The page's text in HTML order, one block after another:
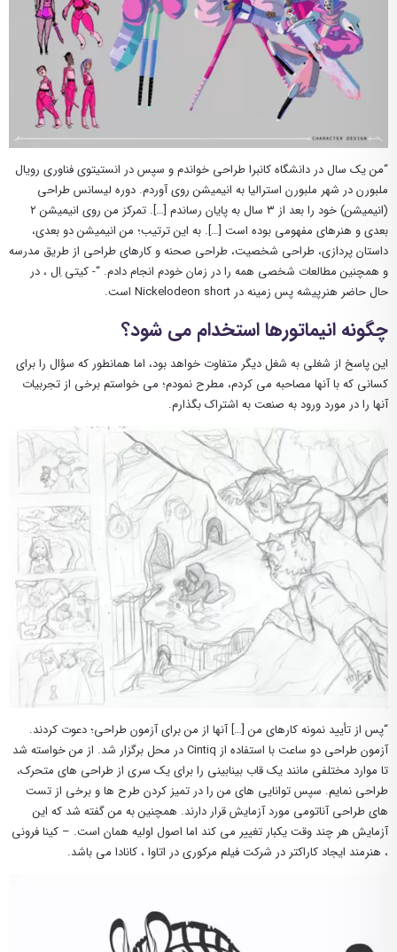
“من یک سال در دانشگاه کانبرا طراحی خواندم و سپس در انستیتوی فناوری رویال
ملبورن در شهر ملبورن استرالیا به انیمیشن روی آوردم. دوره لیسانس طراحی
(انیمیشن) خود را بعد از ۳ سال به پایان رساندم […]. تمرکز من روی انیمیشن ۲
بعدی و هنرهای مفهومی بوده است […]. به این ترتیب؛ من انیمیشن دو بعدی،
داستان پردازی، طراحی شخصیت، طراحی صحنه و کارهای طراحی از طریق مدرسه
و همچنین مطالعات شخصی همه را در زمان خودم انجام دادم. “- کیتی اِل ، در
حال حاضر هنرپیشه پس زمینه در Nickelodeon short است.
چگونه انیماتورها استخدام می شود؟
این پاسخ از شغلی به شغل دیگر متفاوت خواهد بود، اما همانطور که سؤال را برای
کسانی که با آنها مصاحبه می کردم، مطرح نمودم؛ می خواستم برخی از تجربیات
آنها را در مورد ورود به صنعت به اشتراک بگذارم.
“پس از تأیید نمونه کارهای من […] آنها از من برای آزمون طراحی؛ دعوت کردند.
آزمون طراحی دو ساعت با استفاده از Cintiq در محل برگزار شد. از من خواسته شد
تا موارد مختلفی مانند یک قاب بینابینی را برای یک سری از طراحی های متحرک،
طراحی نمایم. سپس توانایی های من را در تمیز کردن طرح ها و برخی از تست
های طراحی آناتومی مورد آزمایش قرار دارند. همچنین به من گفته شد که این
آزمایش هر چند وقت یکبار تغییر می کند اما اصول اولیه همان است. – کینا فرونی
، هنرمند ایجاد کاراکتر در شرکت فیلم مرکوری در اتاوا ، کانادا می باشد.